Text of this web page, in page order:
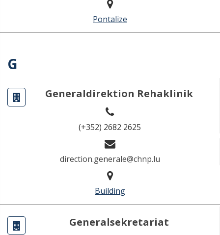
Pontalize
G
Generaldirektion Rehaklinik
(+352) 2682 2625
direction.generale@chnp.lu
Building
Generalsekretariat